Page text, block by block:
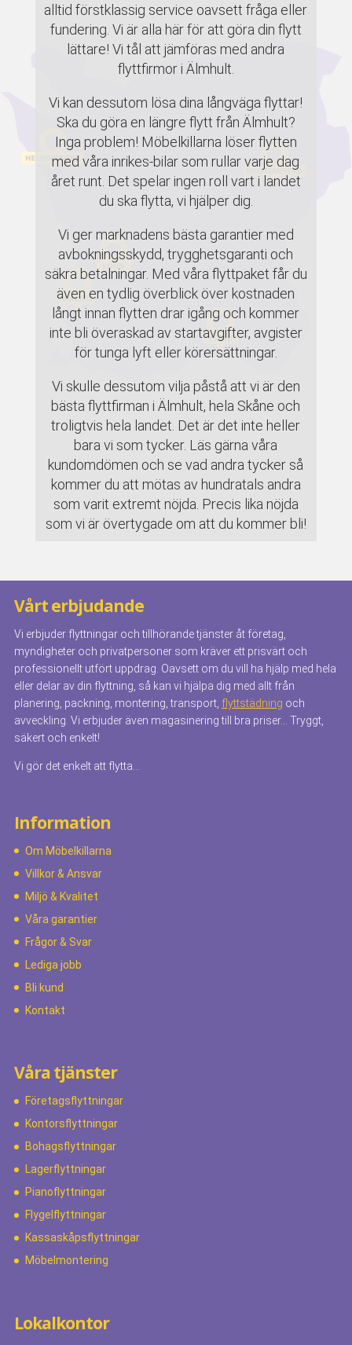
alltid förstklassig service oavsett fråga eller
fundering. Vi är alla här för att göra din flytt
lättare! Vi tål att jämföras med andra
flyttfirmor i Älmhult.
Vi kan dessutom lösa dina långväga flyttar!
Ska du göra en längre flytt från Älmhult?
Inga problem! Möbelkillarna löser flytten
med våra inrikes-bilar som rullar varje dag
året runt. Det spelar ingen roll vart i landet
du ska flytta, vi hjälper dig.
Vi ger marknadens bästa garantier med
avbokningsskydd, trygghetsgaranti och
säkra betalningar. Med våra flyttpaket får du
även en tydlig överblick över kostnaden
långt innan flytten drar igång och kommer
inte bli överaskad av startavgifter, avgister
för tunga lyft eller körersättningar.
Vi skulle dessutom vilja påstå att vi är den
bästa flyttfirman i Älmhult, hela Skåne och
troligtvis hela landet. Det är det inte heller
bara vi som tycker. Läs gärna våra
kundomdömen och se vad andra tycker så
kommer du att mötas av hundratals andra
som varit extremt nöjda. Precis lika nöjda
som vi är övertygade om att du kommer bli!
Vårt erbjudande
Vi erbjuder flyttningar och tillhörande tjänster åt företag,
myndigheter och privatpersoner som kräver ett prisvärt och
professionellt utfört uppdrag. Oavsett om du vill ha hjälp med hela
eller delar av din flyttning, så kan vi hjälpa dig med allt från
planering, packning, montering, transport, flyttstädning och
avveckling. Vi erbjuder även magasinering till bra priser… Tryggt,
säkert och enkelt!
Vi gör det enkelt att flytta…
Information
Om Möbelkillarna
Villkor & Ansvar
Miljö & Kvalitet
Våra garantier
Frågor & Svar
Lediga jobb
Bli kund
Kontakt
Våra tjänster
Företagsflyttningar
Kontorsflyttningar
Bohagsflyttningar
Lagerflyttningar
Pianoflyttningar
Flygelflyttningar
Kassaskåpsflyttningar
Möbelmontering
Lokalkontor